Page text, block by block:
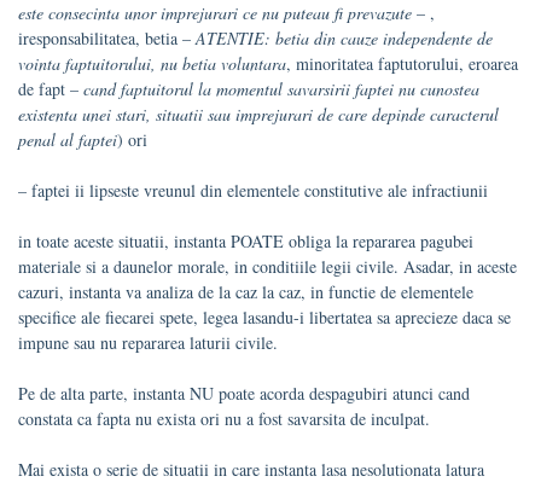
este consecinta unor imprejurari ce nu puteau fi prevazute – ,
iresponsabilitatea, betia –ATENTIE: betia din cauze independente de
vointa faptuitorului, nu betia voluntara, minoritatea faptutorului, eroarea
de fapt – cand faptuitorul la momentul savarsirii faptei nu cunostea
existenta unei stari, situatii sau imprejurari de care depinde caracterul
penal al faptei) ori
– faptei ii lipseste vreunul din elementele constitutive ale infractiunii
in toate aceste situatii, instanta POATE obliga la repararea pagubei
materiale si a daunelor morale, in conditiile legii civile. Asadar, in aceste
cazuri, instanta va analiza de la caz la caz, in functie de elementele
specifice ale fiecarei spete, legea lasandu-i libertatea sa aprecieze daca se
impune sau nu repararea laturii civile.
Pe de alta parte, instanta NU poate acorda despagubiri atunci cand
constata ca fapta nu exista ori nu a fost savarsita de inculpat.
Mai exista o serie de situatii in care instanta lasa nesolutionata latura